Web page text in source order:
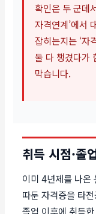
확인은 두 군데
자격연계’에서
잡히는지는 ‘자
둘 다 챙겼다가
막습니다.
취득 시점·졸
이미 4년제를 나온
따둔 자격증을 타
졸업 이후에 취득